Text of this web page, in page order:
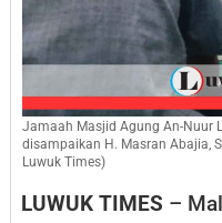
Jamaah Masjid Agung An-Nuur
disampaikan H. Masran Abajia,
Luwuk Times)
LUWUK TIMES –